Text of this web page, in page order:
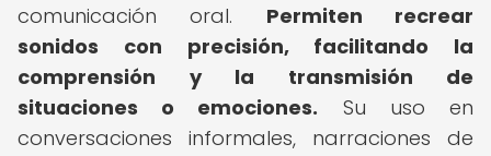
comunicación oral. Permiten recrear
sonidos con precisión, facilitando la
comprensión y la transmisión de
situaciones o emociones. Su uso en
conversaciones informales, narraciones de